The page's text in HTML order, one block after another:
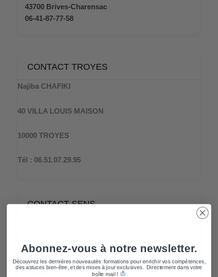
43700 Brives-Charensac
06-41-87-77-58
CONTACT TROYES
Najiba CHAFIKI
40 VILLA LOUIS MAISON
10000 TROYES
Tél : 06.51.07.29.95
CONTACT SENS
Ibtissame CHAFIKI
2 Impasse de la Demi Lune
Abonnez-vous à notre newsletter.
Découvrez les dernières nouveautés: formations pour enrichir vos compétences,
des astuces bien-être, et des mises à jour exclusives. Directement dans votre
boîte mail !